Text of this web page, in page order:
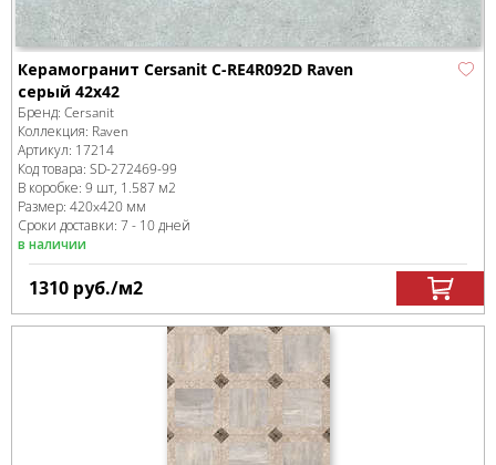
Керамогранит Cersanit C-RE4R092D Raven
серый 42x42
Бренд: Cersanit
Коллекция: Raven
Артикул: 17214
Код товара: SD-272469-99
В коробке: 9 шт, 1.587 м2
Размер: 420x420 мм
Сроки доставки: 7 - 10 дней
в наличии
1310 руб./м2